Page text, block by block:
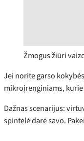
Žmogus žiūri
Jei norite garso
mikroįrenginiams,
Dažnas scenarijus:
spintelė darė savo.